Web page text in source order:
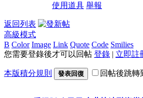
使用道具 舉報
返回列表
高級模式
B Color Image Link Quote Code Smilies
您需要登錄後才可以回帖 登錄 | 立即註
本版積分規則 發表回復 回帖後跳轉